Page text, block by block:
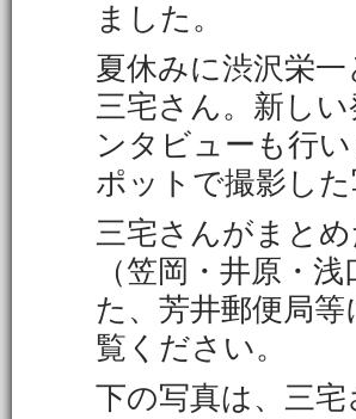
ました。
夏休みに渋沢栄
三宅さん。新し
ンタビューも行
ポットで撮影し
三宅さんがまと
（笠岡・井原・
た、芳井郵便局
覧ください。
下の写真は、三